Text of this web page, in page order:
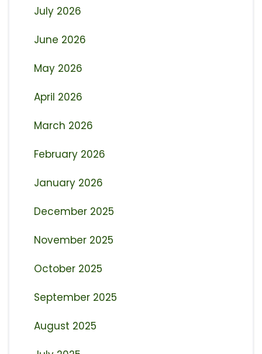
July 2026
June 2026
May 2026
April 2026
March 2026
February 2026
January 2026
December 2025
November 2025
October 2025
September 2025
August 2025